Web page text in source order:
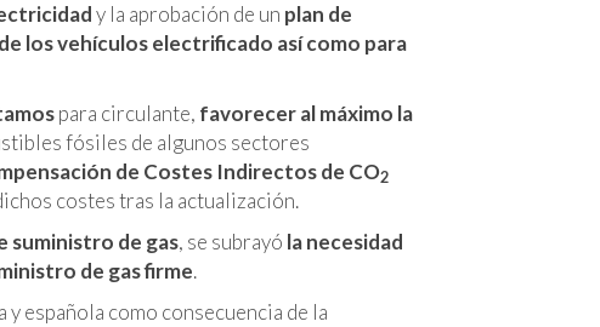
y la aprobación de un plan de
los vehículos electrificado así como para
para circulante, favorecer al máximo la
fósiles de algunos sectores
de Costes Indirectos de CO2
costes tras la actualización.
suministro de gas, se subrayó la necesidad
de gas firme.
española como consecuencia de la